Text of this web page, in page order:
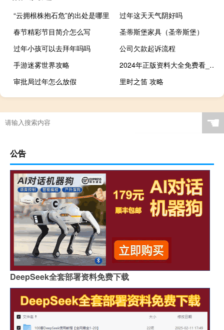
“云拥根株抱石危”的出处是哪里
过年这天天气阴好吗
春节精彩节目简介怎么写
圣蒂斯堡家具（圣帝斯堡）
过年小孩可以去拜年吗吗
公司欠款起诉流程
手游迷雾世界攻略
2024年正版资料大全免费看_值得支持_网页版v808.675
审批局过年怎么放假
里时之笛 攻略
☚
公告
DeepSeek全套部署资料免费下载